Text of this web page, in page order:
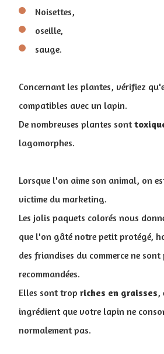
Noisettes,
oseille,
sauge.
Concernant les plantes, vérifiez
compatibles avec un lapin.
De nombreuses plantes sont
lagomorphes.
Lorsque l'on aime son animal, on
victime du marketing.
Les jolis paquets colorés nous
que l'on gâté notre petit protégé,
des friandises du commerce ne sont
recommandées.
Elles sont trop riches en graisses,
ingrédient que votre lapin ne
normalement pas.